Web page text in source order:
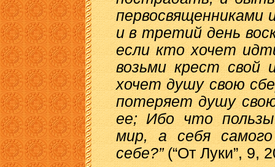
первосвященниками
и в третий день
если кто хочет
возьми крест
хочет душу свою
потеряет душу
ее; Ибо что пользы
мир, а себя
себе?”(“От Луки”, 9,